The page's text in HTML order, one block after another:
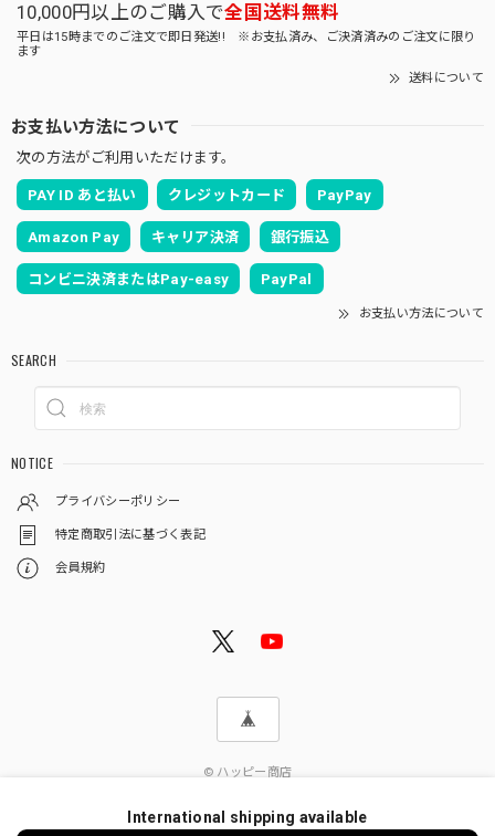
10,000円以上のご購入で全国送料無料
平日は15時までのご注文で即日発送!! ※お支払済み、ご決済済みのご注文に限り
ます
送料について
お支払い方法について
次の方法がご利用いただけます。
PAY ID あと払い クレジットカード PayPay
Amazon Pay キャリア決済 銀行振込
コンビニ決済またはPay-easy PayPal
お支払い方法について
SEARCH
NOTICE
プライバシーポリシー
特定商取引法に基づく表記
会員規約
© ハッピー商店
International shipping available